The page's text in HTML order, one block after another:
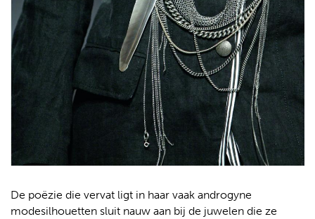
De poëzie die vervat ligt in haar vaak androgyne
modesilhouetten sluit nauw aan bij de juwelen die ze